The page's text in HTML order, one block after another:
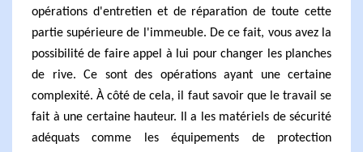
opérations d'entretien et de réparation de toute cette
partie supérieure de l'immeuble. De ce fait, vous avez la
possibilité de faire appel à lui pour changer les planches
de rive. Ce sont des opérations ayant une certaine
complexité. À côté de cela, il faut savoir que le travail se
fait à une certaine hauteur. Il a les matériels de sécurité
adéquats comme les équipements de protection